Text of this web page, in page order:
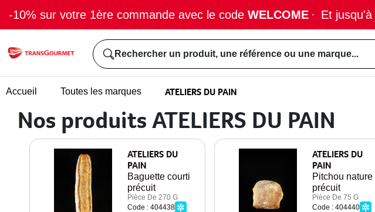
-10% sur votre 1ère commande avec le code WELCOME · Et jusqu'à
Rechercher un produit, une référence ou une marque...
Accueil Toutes les marques ATELIERS DU PAIN
Nos produits ATELIERS DU PAIN
ATELIERS DU
PAIN
Baguette courti
précuit
Pièce De 270 G
Code : 404438
ATELIERS DU
PAIN
Pitchou nature
précuit
Pièce De 75 G
Code : 404440